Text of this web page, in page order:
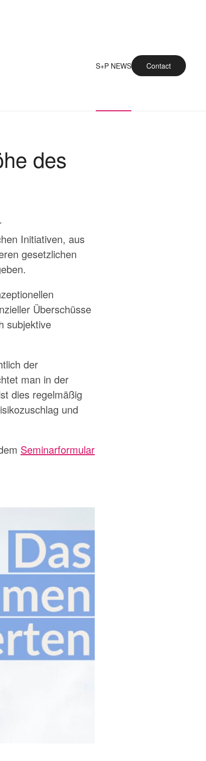
S+P NEWS Contact
des
Initiativen, aus
gesetzlichen
Überschüsse
subjektive
der
man in der
dies regelmäßig
und
Seminarformular